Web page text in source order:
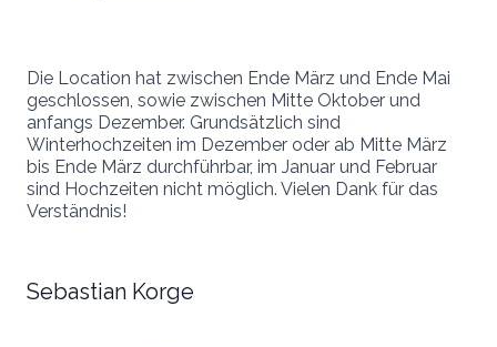
Die Location hat zwischen Ende März und Ende Mai
geschlossen, sowie zwischen Mitte Oktober und
anfangs Dezember. Grundsätzlich sind
Winterhochzeiten im Dezember oder ab Mitte März
bis Ende März durchführbar, im Januar und Februar
sind Hochzeiten nicht möglich. Vielen Dank für das
Verständnis!
Sebastian Korge